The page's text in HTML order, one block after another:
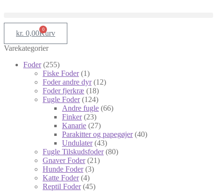
kr. 0,00 0
Kurv
Varekategorier
Foder (255)
Fiske Foder (1)
Foder andre dyr (12)
Foder fjerkræ (18)
Fugle Foder (124)
Andre fugle (66)
Finker (23)
Kanarie (27)
Parakitter og papegøjer (40)
Undulater (43)
Fugle Tilskudsfoder (80)
Gnaver Foder (21)
Hunde Foder (3)
Katte Foder (4)
Reptil Foder (45)